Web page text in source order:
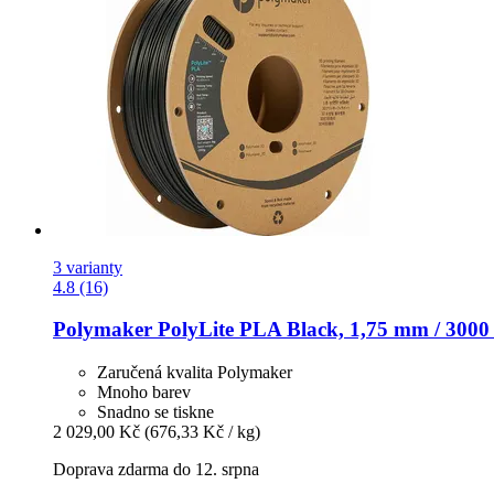
3 varianty
4.8 (16)
Polymaker PolyLite PLA Black, 1,75 mm / 3000
Zaručená kvalita Polymaker
Mnoho barev
Snadno se tiskne
2 029,00 Kč (676,33 Kč / kg)
Doprava zdarma do 12. srpna